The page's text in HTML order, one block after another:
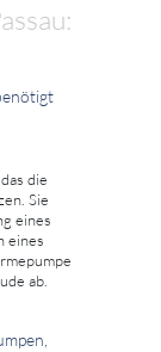
die
Sie
eines
eines
ab.